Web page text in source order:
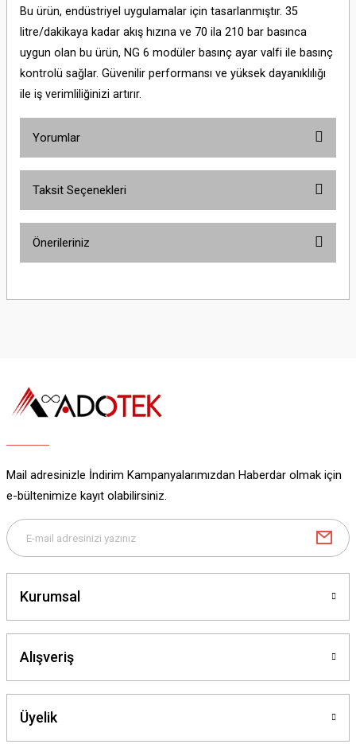
Bu ürün, endüstriyel uygulamalar için tasarlanmıştır. 35
litre/dakikaya kadar akış hızına ve 70 ila 210 bar basınca
uygun olan bu ürün, NG 6 modüler basınç ayar valfi ile basınç
kontrolü sağlar. Güvenilir performansı ve yüksek dayanıklılığı
ile iş verimliliğinizi artırır.
Yorumlar
Taksit Seçenekleri
Önerileriniz
Ürün bilgilerinde hatalar bulunuyor.
Gönder
Mail adresinizle İndirim Kampanyalarımızdan Haberdar olmak için
e-bültenimize kayıt olabilirsiniz.
Kurumsal
Alışveriş
Üyelik